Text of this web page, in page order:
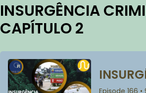
INSURGÊNCIA
CAPÍTULO 2